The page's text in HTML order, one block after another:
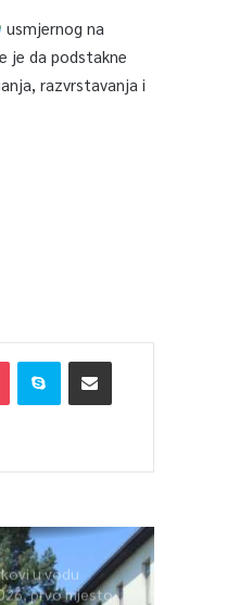
usmjernog na
je da podstakne
razvrstavanja i
u vodu
prvo mjesto